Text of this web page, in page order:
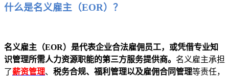
什么是名义雇主（EOR）？
名义雇主（EOR）是代表企业合法雇佣员工，或凭借专业知
识管理所需人力资源职能的第三方服务提供商。 名义雇主承担
了薪资管理、 税务合规、福利管理以及雇佣合同管理等责任，